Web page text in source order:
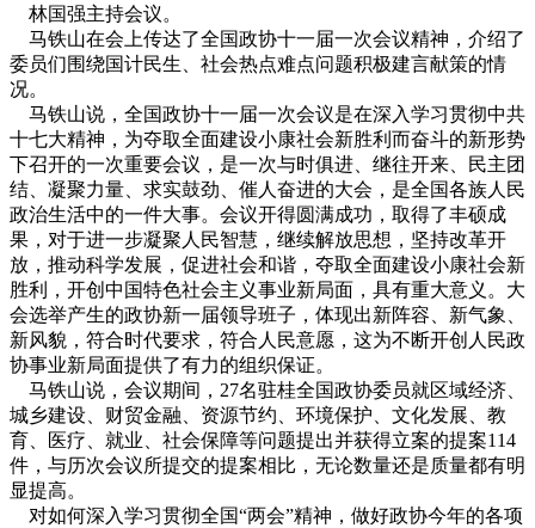
林国强主持会议。
马铁山在会上传达了全国政协十一届一次会议精神，介绍了
委员们围绕国计民生、社会热点难点问题积极建言献策的情
况。
马铁山说，全国政协十一届一次会议是在深入学习贯彻中共
十七大精神，为夺取全面建设小康社会新胜利而奋斗的新形势
下召开的一次重要会议，是一次与时俱进、继往开来、民主团
结、凝聚力量、求实鼓劲、催人奋进的大会，是全国各族人民
政治生活中的一件大事。会议开得圆满成功，取得了丰硕成
果，对于进一步凝聚人民智慧，继续解放思想，坚持改革开
放，推动科学发展，促进社会和谐，夺取全面建设小康社会新
胜利，开创中国特色社会主义事业新局面，具有重大意义。大
会选举产生的政协新一届领导班子，体现出新阵容、新气象、
新风貌，符合时代要求，符合人民意愿，这为不断开创人民政
协事业新局面提供了有力的组织保证。
马铁山说，会议期间，27名驻桂全国政协委员就区域经济、
城乡建设、财贸金融、资源节约、环境保护、文化发展、教
育、医疗、就业、社会保障等问题提出并获得立案的提案114
件，与历次会议所提交的提案相比，无论数量还是质量都有明
显提高。
对如何深入学习贯彻全国“两会”精神，做好政协今年的各项